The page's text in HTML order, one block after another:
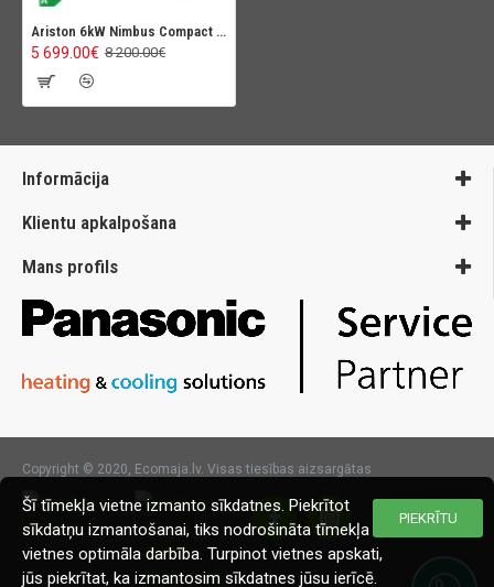
Ariston 6kW Nimbus Compact 35 S Net R32, 180L
5 699.00€ 8 200.00€
Informācija
Klientu apkalpošana
Mans profils
Copyright © 2020, Ecomaja.lv. Visas tiesības aizsargātas
PIEKRĪTU
Šī tīmekļa vietne izmanto sīkdatnes. Piekrītot
sīkdatņu izmantošanai, tiks nodrošināta tīmekļa
vietnes optimāla darbība. Turpinot vietnes apskati,
jūs piekrītat, ka izmantosim sīkdatnes jūsu ierīcē.